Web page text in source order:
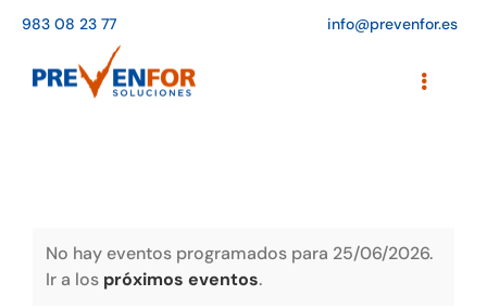
contenido
983 08 23 77 info@prevenfor.es
Toggle
Agenda de cursos
No hay eventos programados para 25/06/2026.
Ir a los próximos eventos.